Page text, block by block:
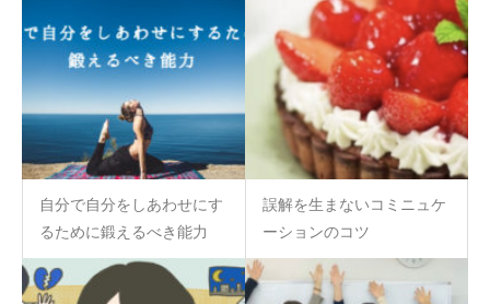
自分で自分をしあわせにす
るために鍛えるべき能力
誤解を生まないコミニュケ
ーションのコツ